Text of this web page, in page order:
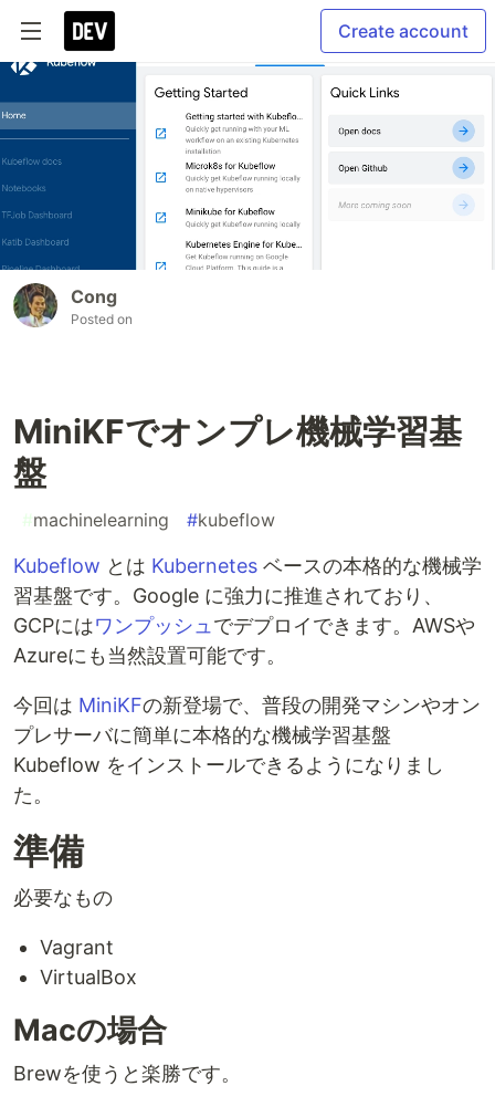
Create account
Cong
Posted on
MiniKFでオンプレ機械学習基
盤
#machinelearning #kubeflow
Kubeflow とは Kubernetes ベースの本格的な機械学
習基盤です。Google に強力に推進されており、
GCPにはワンプッシュでデプロイできます。AWSや
Azureにも当然設置可能です。
今回は MiniKFの新登場で、普段の開発マシンやオン
プレサーバに簡単に本格的な機械学習基盤
Kubeflow をインストールできるようになりまし
た。
準備
必要なもの
Vagrant
VirtualBox
Macの場合
Brewを使うと楽勝です。